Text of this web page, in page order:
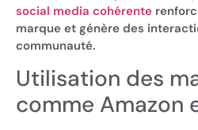
social media cohérente
marque et génère des
communauté.
Utilisation des
comme Amazon